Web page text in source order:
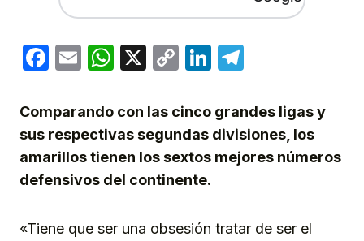
Facebook
EmailWhatsApp
X
CopyLinkedIn
Comparando con las cinco grandes ligas y
sus respectivas segundas divisiones, los
amarillos tienen los sextos mejores números
defensivos del continente.
«Tiene que ser una obsesión tratar de ser el